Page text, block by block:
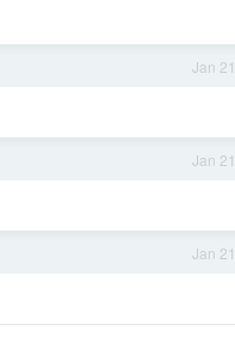
Jan 21
Jan 21
Jan 21